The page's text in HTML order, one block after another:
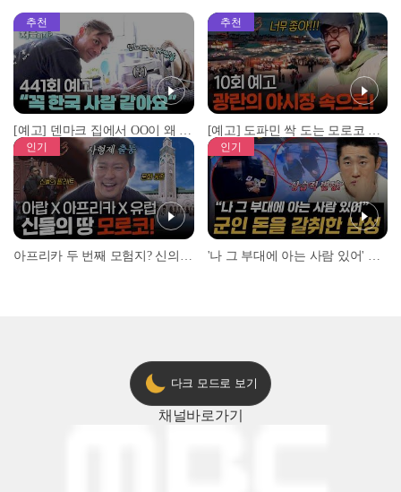
추천
[예고] 덴마크 집에서 OO이 왜 나와...? 이상할 정도로 한국을 사랑하는 우리 형을 제보합니다!
추천
[예고] 도파민 싹 도는 모로코 야시장 투어!
인기 인기
다크 모드로 보기
채널바로가기